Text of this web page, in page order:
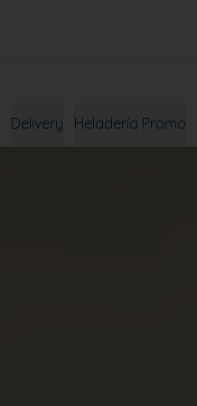
Delivery Heladería Promo